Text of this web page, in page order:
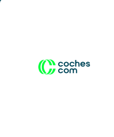
Conduce tu
desata tu